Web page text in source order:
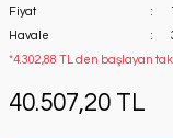
Fiyat
Havale
*4.302,88 TL den başlayan
40.507,20 TL